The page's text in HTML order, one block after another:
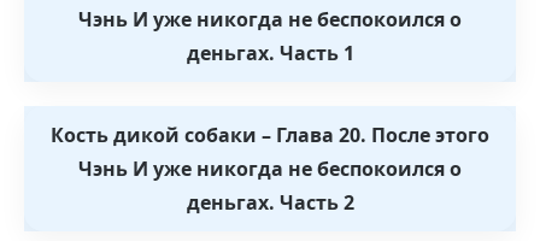
Чэнь И уже никогда не беспокоился о
деньгах. Часть 1
Кость дикой собаки – Глава 20. После этого
Чэнь И уже никогда не беспокоился о
деньгах. Часть 2